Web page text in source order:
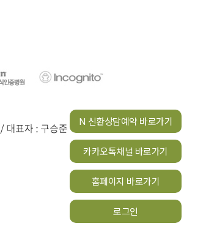
N 신환상담예약 바로가기
카카오톡채널 바로가기
홈페이지 바로가기
로그인